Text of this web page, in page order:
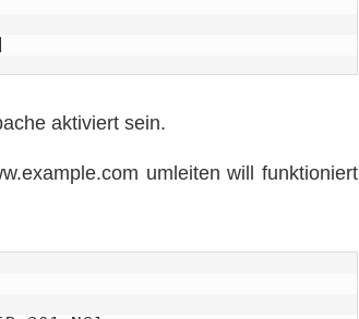
aktiviert sein.
umleiten will funktioniert